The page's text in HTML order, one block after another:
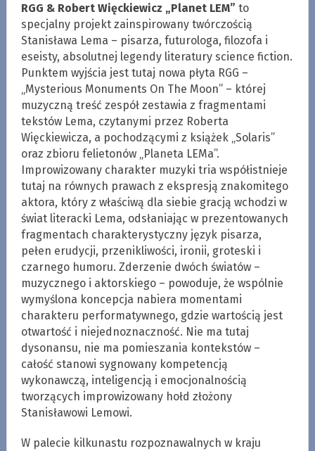
RGG & Robert Więckiewicz „Planet LEM” to
specjalny projekt zainspirowany twórczością
Stanisława Lema – pisarza, futurologa, filozofa i
eseisty, absolutnej legendy literatury science fiction.
Punktem wyjścia jest tutaj nowa płyta RGG –
„Mysterious Monuments On The Moon” – której
muzyczną treść zespół zestawia z fragmentami
tekstów Lema, czytanymi przez Roberta
Więckiewicza, a pochodzącymi z książek „Solaris”
oraz zbioru felietonów „Planeta LEMa”.
Improwizowany charakter muzyki tria współistnieje
tutaj na równych prawach z ekspresją znakomitego
aktora, który z właściwą dla siebie gracją wchodzi w
świat literacki Lema, odsłaniając w prezentowanych
fragmentach charakterystyczny język pisarza,
pełen erudycji, przenikliwości, ironii, groteski i
czarnego humoru. Zderzenie dwóch światów –
muzycznego i aktorskiego – powoduje, że wspólnie
wymyślona koncepcja nabiera momentami
charakteru performatywnego, gdzie wartością jest
otwartość i niejednoznaczność. Nie ma tutaj
dysonansu, nie ma pomieszania kontekstów –
całość stanowi sygnowany kompetencją
wykonawczą, inteligencją i emocjonalnością
tworzących improwizowany hołd złożony
Stanisławowi Lemowi.
W palecie kilkunastu rozpoznawalnych w kraju